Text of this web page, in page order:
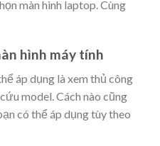
màn hình laptop. Cùng
hình máy tính
áp dụng là xem thủ công
model. Cách nào cũng
có thể áp dụng tùy theo